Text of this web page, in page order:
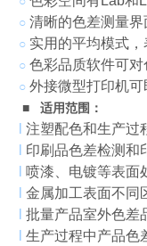
○ 清晰的色差测量
○ 实用的平均模式
○ 色彩品质软件可
○ 外接微型打印机
■ 适用范围：
注塑配色和生产过
印刷品色差检测和
喷漆、电镀等表面
金属加工表面不同
批量产品室外色差
生产过程中产品色